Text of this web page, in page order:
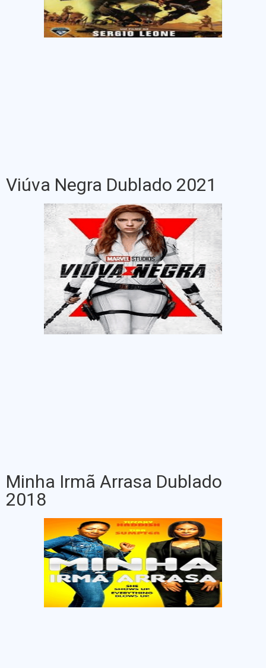
Viúva Negra Dublado 2021
Minha Irmã Arrasa Dublado
2018